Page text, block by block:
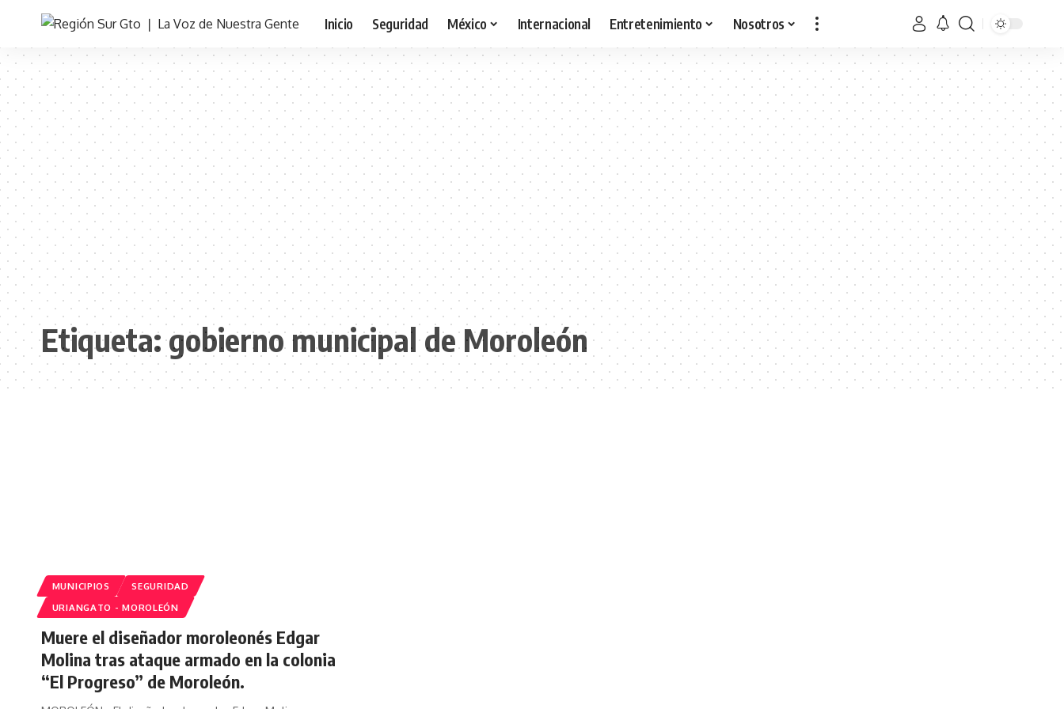
Inicio Seguridad México Internacional Entretenimiento Nosotros
Etiqueta:gobierno municipal de Moroleón
MUNICIPIOS
SEGURIDAD
URIANGATO - MOROLEÓN
Muere el diseñador moroleonés Edgar
Molina tras ataque armado en la colonia
“El Progreso” de Moroleón.